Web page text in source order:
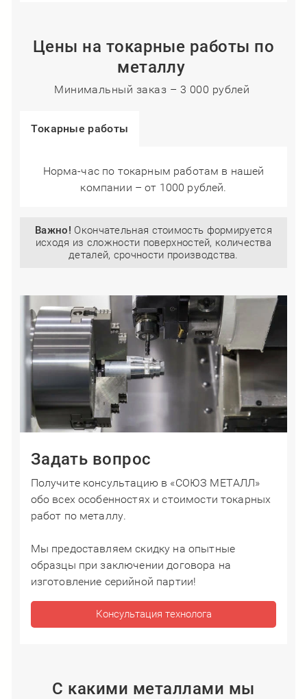
Цены на токарные работы по
металлу
Минимальный заказ – 3 000 рублей
Токарные работы
Норма-час по токарным работам в нашей
компании – от 1000 рублей.
Важно! Окончательная стоимость формируется
исходя из сложности поверхностей, количества
деталей, срочности производства.
Задать вопрос
Получите консультацию в «СОЮЗ МЕТАЛЛ»
обо всех особенностях и стоимости токарных
работ по металлу.
​​​​​​​Мы предоставляем скидку на опытные
образцы при заключении договора на
изготовление серийной партии!
Консультация технолога
С какими металлами мы